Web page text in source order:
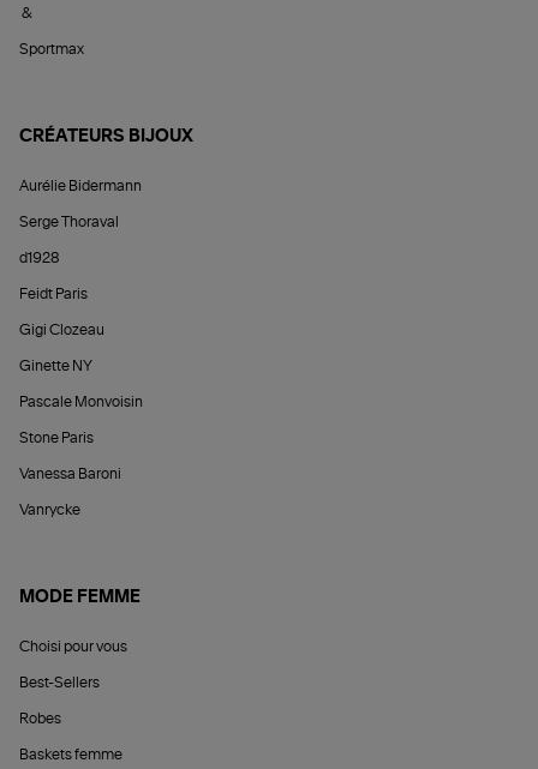
&
Sportmax
CRÉATEURS BIJOUX
Aurélie Bidermann
Serge Thoraval
d1928
Feidt Paris
Gigi Clozeau
Ginette NY
Pascale Monvoisin
Stone Paris
Vanessa Baroni
Vanrycke
MODE FEMME
Choisi pour vous
Best-Sellers
Robes
Baskets femme